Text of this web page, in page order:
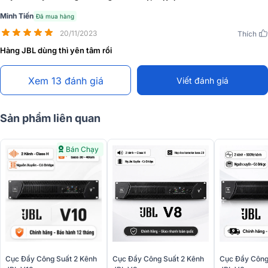
Khung vỏ làm từ hợp kim cao cấp chống gỉ, độ bền cao với kích
thước các chiều rộng, cao, sâu lần lượt 482 x 88 x 238,5 mm, trọng
nhiều không gian.
Minh Tiến Đã mua hàng
20/11/2023 Thích
Hàng JBL dùng thì yên tâm rồi
Xem 13 đánh giá Viết đánh giá
Sản phẩm liên quan
Bán Chạy
Cục Đẩy Công Suất 2 Kênh
Cục Đẩy Công Suất 2 Kênh
Cục Đẩy